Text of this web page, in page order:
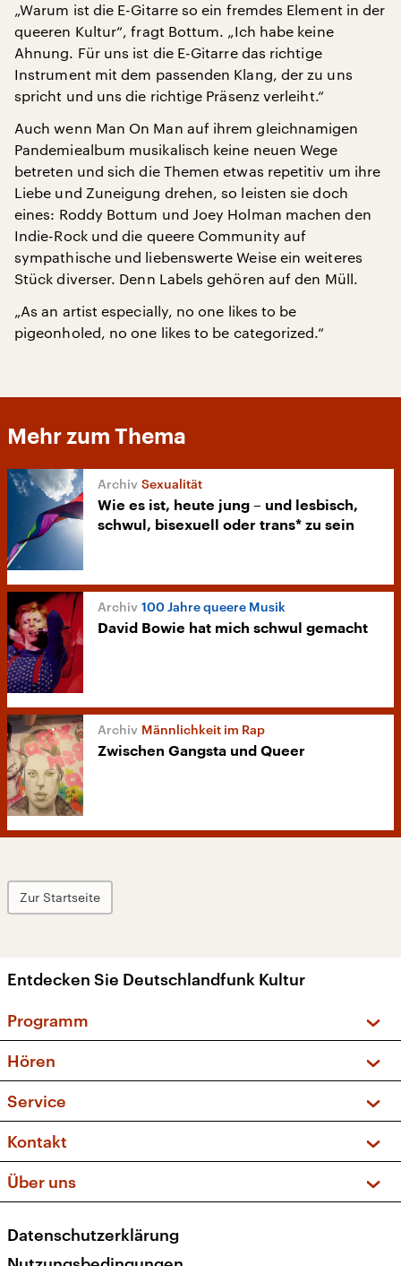
„Warum ist die E-Gitarre so ein fremdes Element in der
queeren Kultur“, fragt Bottum. „Ich habe keine
Ahnung. Für uns ist die E-Gitarre das richtige
Instrument mit dem passenden Klang, der zu uns
spricht und uns die richtige Präsenz verleiht.“
Auch wenn Man On Man auf ihrem gleichnamigen
Pandemiealbum musikalisch keine neuen Wege
betreten und sich die Themen etwas repetitiv um ihre
Liebe und Zuneigung drehen, so leisten sie doch
eines: Roddy Bottum und Joey Holman machen den
Indie-Rock und die queere Community auf
sympathische und liebenswerte Weise ein weiteres
Stück diverser. Denn Labels gehören auf den Müll.
„As an artist especially, no one likes to be
pigeonholed, no one likes to be categorized.“
Mehr zum Thema
Sexualität
Wie es ist, heute jung – und lesbisch,
schwul, bisexuell oder trans* zu sein
100 Jahre queere Musik
David Bowie hat mich schwul gemacht
Männlichkeit im Rap
Zwischen Gangsta und Queer
Zur Startseite
Entdecken Sie Deutschlandfunk Kultur
Programm
Sendungen und Podcasts
Musikliste
Kakadu – Das Kinderprogramm
Hören
Frequenzen (UKW + DAB+)
Service
FAQ
Apps
Newsletter
Veranstaltungen
Kontakt
Social Media
Über uns
Presse
Datenschutzerklärung